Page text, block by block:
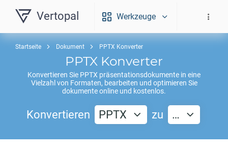
Vertopal Werkzeuge
Startseite Dokument PPTX Konverter
PPTX Konverter
Konvertieren Sie PPTX präsentationsdokumente in eine
Vielzahl von Formaten, bearbeiten und optimieren Sie
dokumente online und kostenlos.
Konvertieren PPTX zu …